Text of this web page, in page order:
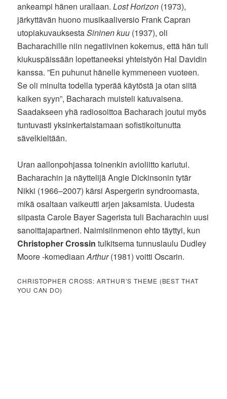
ankeampi hänen urallaan.Lost Horizon (1973),
järkyttävän huono musikaaliversio Frank Capran
utopiakuvauksestaSininen kuu (1937), oli
Bacharachille niin negatiivinen kokemus, että hän tuli
kiukuspäissään lopettaneeksi yhteistyön Hal Davidin
kanssa. ”En puhunut hänelle kymmeneen vuoteen.
Se oli minulta todella typerää käytöstä ja otan siitä
kaiken syyn”, Bacharach muisteli katuvaisena.
Saadakseen yhä radiosoittoa Bacharach joutui myös
tuntuvasti yksinkertaistamaan sofistikoitunutta
sävelkieltään.
Uran aallonpohjassa toinenkin avioliitto kariutui.
Bacharachin ja näyttelijä Angie Dickinsonin tytär
Nikki (1966–2007) kärsi Aspergerin syndroomasta,
mikä osaltaan vaikeutti arjen jaksamista. Uudesta
siipasta Carole Bayer Sagerista tuli Bacharachin uusi
sanoittajapartneri. Naimisiinmenon ehto täyttyi, kun
Christopher Crossin tulkitsema tunnuslaulu Dudley
Moore -komediaanArthur(1981) voitti Oscarin.
CHRISTOPHER CROSS: ARTHUR’S THEME (BEST THAT
YOU CAN DO)